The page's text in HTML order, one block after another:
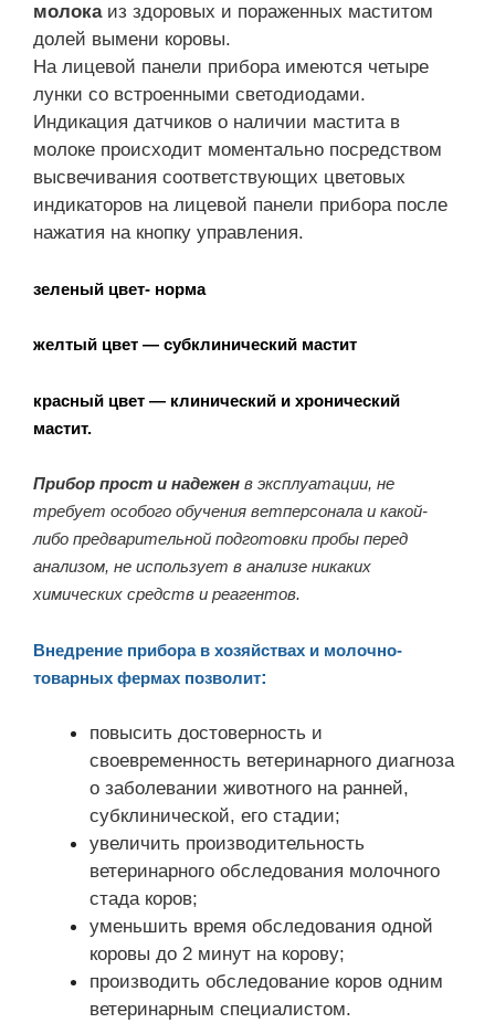
молокаиз здоровых и пораженных маститом
долей вымени коровы.
На лицевой панели прибора имеются четыре
лунки со встроенными светодиодами.
Индикация датчиков о наличии мастита в
молоке происходит моментально посредством
высвечивания соответствующих цветовых
индикаторов на лицевой панели прибора после
нажатия на кнопку управления.
зеленый цвет- норма
желтый цвет — субклинический мастит
красный цвет — клинический и хронический
мастит.
Прибор прост и надежен в эксплуатации, не
требует особого обучения ветперсонала и какой-
либо предварительной подготовки пробы перед
анализом, не использует в анализе никаких
химических средств и реагентов.
Внедрение прибора в хозяйствах и молочно-
товарных фермах позволит:
повысить достоверность и
своевременность ветеринарного диагноза
о заболевании животного на ранней,
субклинической, его стадии;
увеличить производительность
ветеринарного обследования молочного
стада коров;
уменьшить время обследования одной
коровы до 2 минут на корову;
производить обследование коров одним
ветеринарным специалистом.